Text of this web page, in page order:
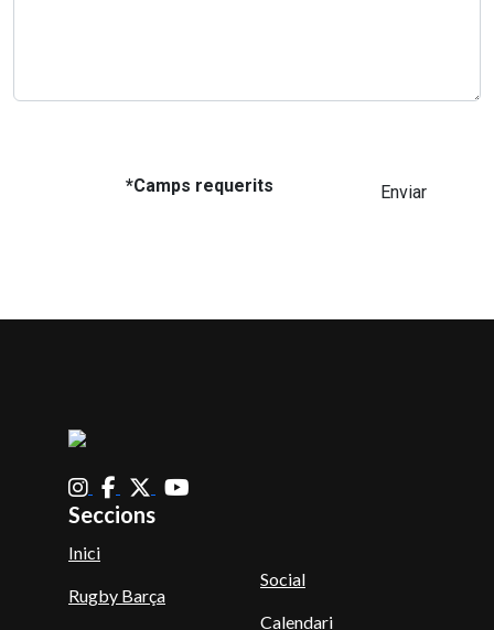
*Camps requerits Enviar
Seccions
Inici
Rugby Barça
Social
Calendari